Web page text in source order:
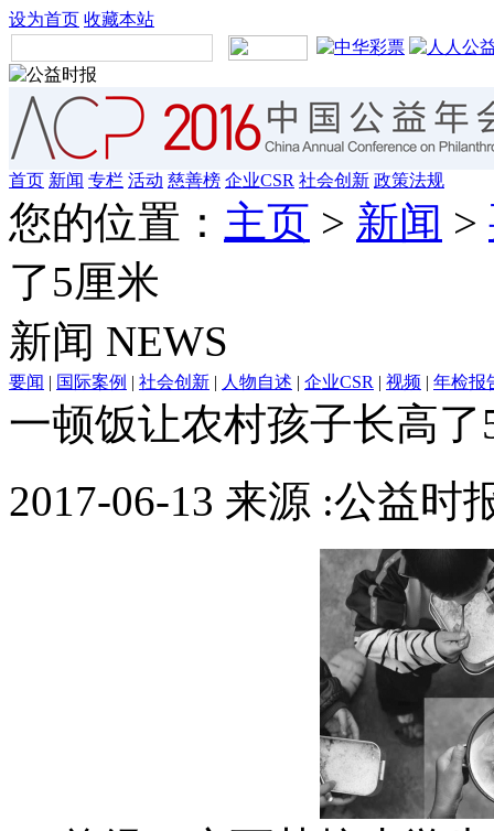
设为首页 收藏本站
首页 新闻 专栏 活动 慈善榜 企业CSR 社会创新 政策法规
您的位置： 主页 > 新闻 >
了5厘米
新闻 NEWS
要闻 | 国际案例 | 社会创新 | 人物自述 | 企业CSR | 视频 | 年检报
一顿饭让农村孩子长高了
2017-06-13 来源 :公益时